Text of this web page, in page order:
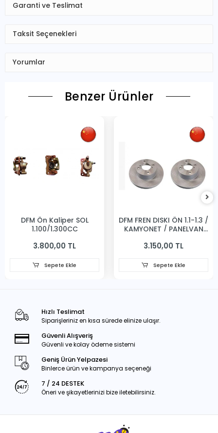
Garanti ve Teslimat
Taksit Seçenekleri
Yorumlar
Benzer Ürünler
DFM Ön Kaliper SOL
1,100/1,300CC
3.800,00 TL
Sepete Ekle
DFM FREN DISKI ÖN 1.1-1.3 /
KAMYONET / PANELVAN
3.150,00 TL
Sepete Ekle
Hızlı Teslimat
Siparişleriniz en kısa sürede elinize ulaşır.
Güvenli Alışveriş
Güvenli ve kolay ödeme sistemi
Geniş Ürün Yelpazesi
Binlerce ürün ve kampanya seçeneği
7 / 24 DESTEK
Öneri ve şikayetlerinizi bize iletebilirsiniz.